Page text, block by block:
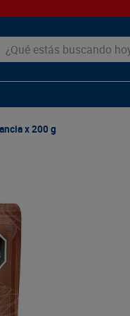
estás buscando hoy?
x 200 g